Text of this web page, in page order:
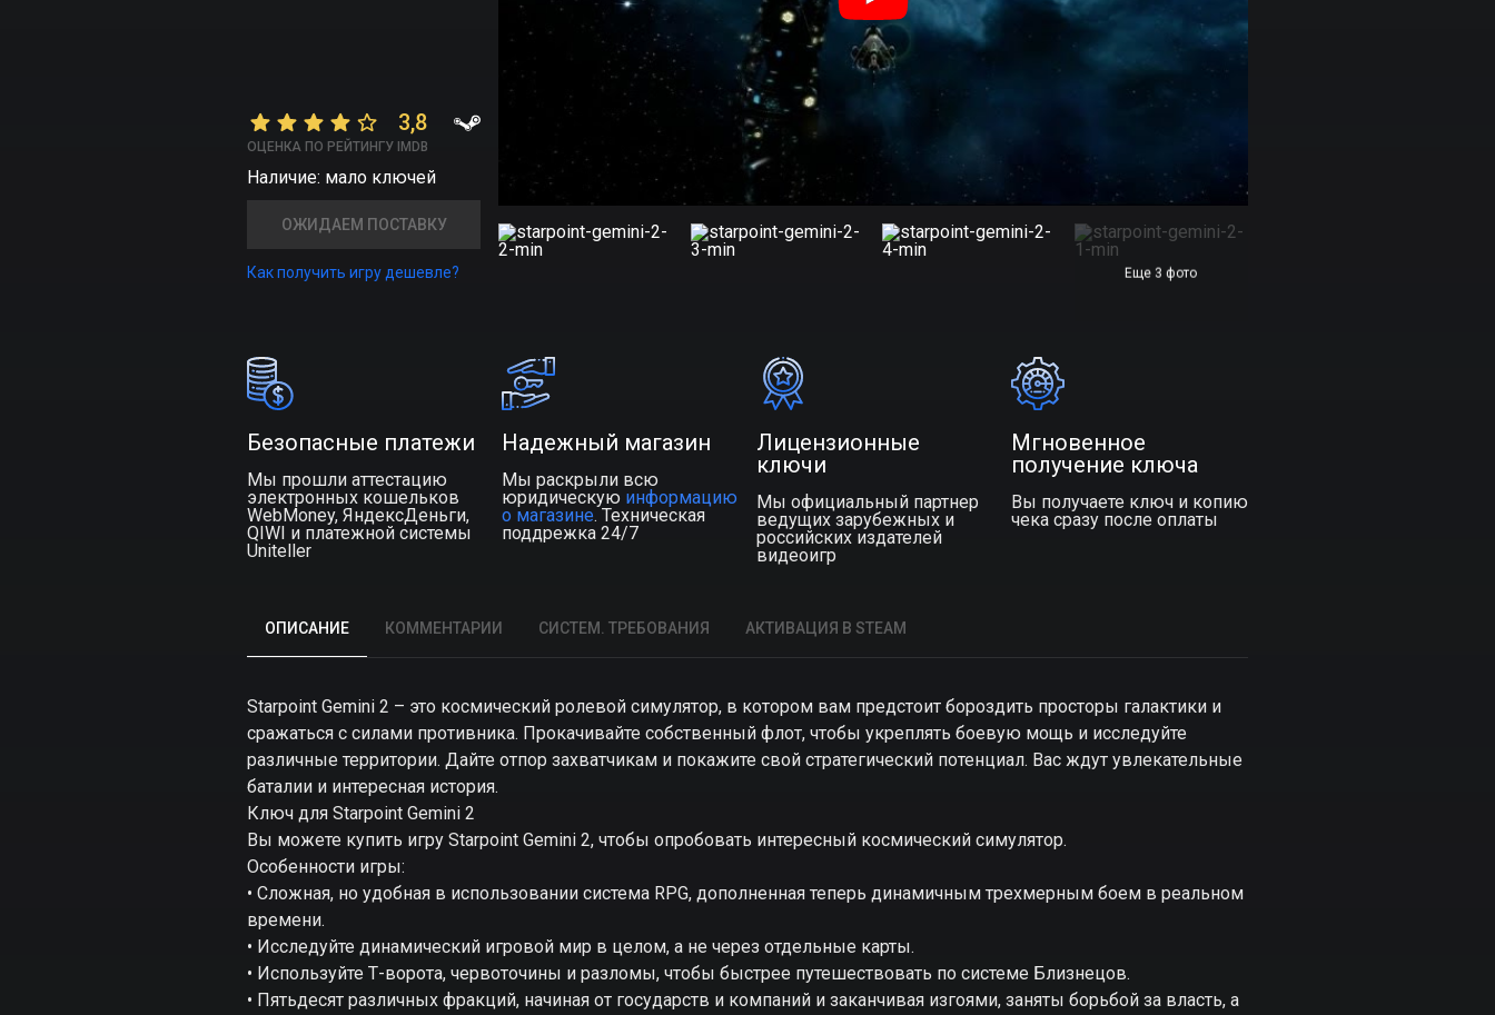
3,8
ОЦЕНКА ПО РЕЙТИНГУ IMDB
Наличие: мало ключей
ОЖИДАЕМ ПОСТАВКУ
Как получить игру дешевле? Еще 3 фото
Безопасные платежи
Мы прошли аттестацию
электронных кошельков
WebMoney, ЯндексДеньги,
QIWI и платежной системы
Uniteller
Надежный магазин
Мы раскрыли всю
юридическую информацию
о магазине. Техническая
поддрежка 24/7
Лицензионные
ключи
Мы официальный партнер
ведущих зарубежных и
российских издателей
видеоигр
Мгновенное
получение ключа
Вы получаете ключ и копию
чека сразу после оплаты
ОПИСАНИЕ КОММЕНТАРИИ СИСТЕМ. ТРЕБОВАНИЯ АКТИВАЦИЯ В STEAM
Starpoint Gemini 2 – это космический ролевой симулятор, в котором вам предстоит бороздить просторы галактики и
сражаться с силами противника. Прокачивайте собственный флот, чтобы укреплять боевую мощь и исследуйте
различные территории. Дайте отпор захватчикам и покажите свой стратегический потенциал. Вас ждут увлекательные
баталии и интересная история.
Ключ для Starpoint Gemini 2
Вы можете купить игру Starpoint Gemini 2, чтобы опробовать интересный космический симулятор.
Особенности игры:
• Сложная, но удобная в использовании система RPG, дополненная теперь динамичным трехмерным боем в реальном
времени.
• Исследуйте динамический игровой мир в целом, а не через отдельные карты.
• Используйте Т-ворота, червоточины и разломы, чтобы быстрее путешествовать по системе Близнецов.
• Пятьдесят различных фракций, начиная от государств и компаний и заканчивая изгоями, заняты борьбой за власть, а